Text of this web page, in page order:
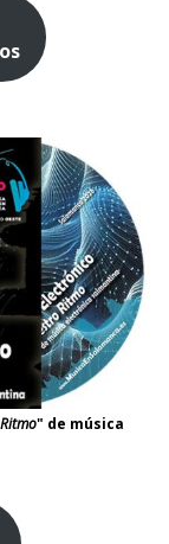
" de música